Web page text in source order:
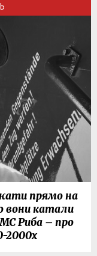
прямо на
вони катали
Риба – про
2000х